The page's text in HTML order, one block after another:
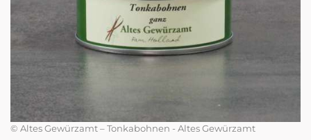
© Altes Gewürzamt – Tonkabohnen - Altes Gewürzamt